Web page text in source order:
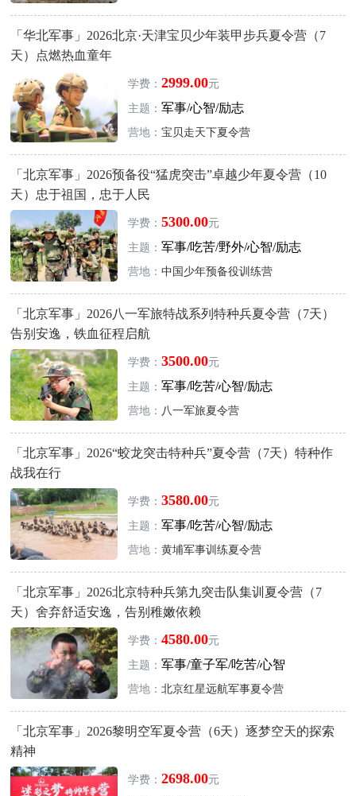
「华北军事」2026北京·天津宝贝少年装甲步兵夏令营（7
天）点燃热血童年
学费： 2999.00元
主题： 军事/心智/励志
营地： 宝贝走天下夏令营
「北京军事」2026预备役“猛虎突击”卓越少年夏令营（10
天）忠于祖国，忠于人民
学费： 5300.00元
主题： 军事/吃苦/野外/心智/励志
营地： 中国少年预备役训练营
「北京军事」2026八一军旅特战系列特种兵夏令营（7天）
告别安逸，铁血征程启航
学费： 3500.00元
主题： 军事/吃苦/心智/励志
营地： 八一军旅夏令营
「北京军事」2026“蛟龙突击特种兵”夏令营（7天）特种作
战我在行
学费： 3580.00元
主题： 军事/吃苦/心智/励志
营地： 黄埔军事训练夏令营
「北京军事」2026北京特种兵第九突击队集训夏令营（7
天）舍弃舒适安逸，告别稚嫩依赖
学费： 4580.00元
主题： 军事/童子军/吃苦/心智
营地： 北京红星远航军事夏令营
「北京军事」2026黎明空军夏令营（6天）逐梦空天的探索
精神
学费： 2698.00元